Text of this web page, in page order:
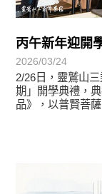
丙午新年迎開
2026/03/24
2/26日，靈鷲山
期」開學典禮，
品》，以普賢菩